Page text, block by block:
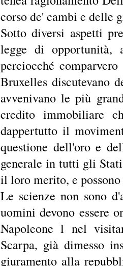
corso de' cambi e delle
Sotto diversi aspetti
legge di opportunità,
perciocché
Bruxelles discutevano
avvenivano le più
credito immobiliare
dappertutto il
questione dell'oro e
generale in tutti gli
il loro merito, e
Le scienze non sono
uomini devono essere
Napoleone l nel
Scarpa, già dimesso
giuramento alla